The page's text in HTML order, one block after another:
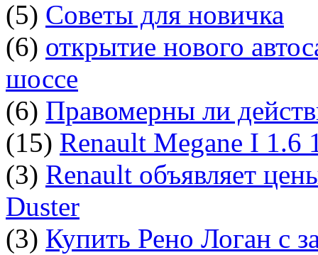
(5) Советы для новичка
(6) открытие нового
шоссе
(6) Правомерны ли
(15) Renault Megane I 1.6
(3) Renault объявляет
Duster
(3) Купить Рено Логан с